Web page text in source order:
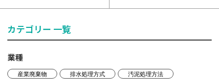
カテゴリー 一覧
業種
産業廃棄物 排水処理方式 汚泥処理方法